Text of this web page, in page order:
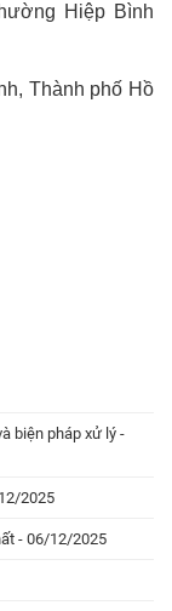
Hiệp Bình
Thành phố Hồ
biện pháp xử lý -
2025
- 06/12/2025